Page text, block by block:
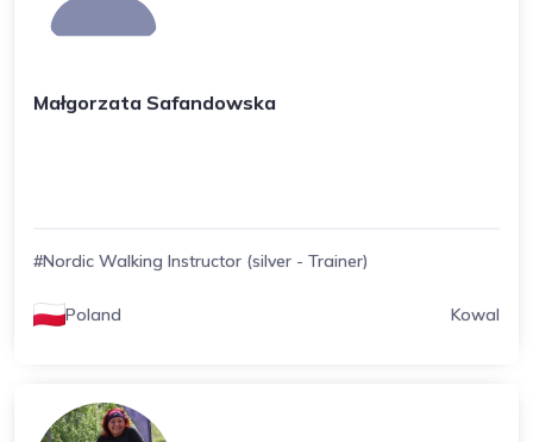
Małgorzata Safandowska
#Nordic Walking Instructor (silver - Trainer)
Poland Kowal